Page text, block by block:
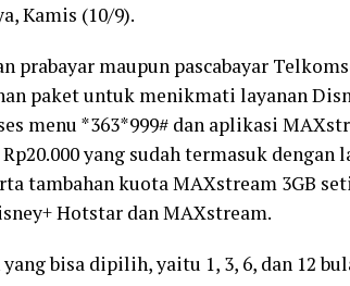
Kamis (10/9).
prabayar maupun pascabayar
paket untuk menikmati layanan
menu *363*999# dan aplikasi
yang sudah termasuk dengan
tambahan kuota MAXstream 3GB
Hotstar dan MAXstream.
bisa dipilih, yaitu 1, 3, 6, dan 12